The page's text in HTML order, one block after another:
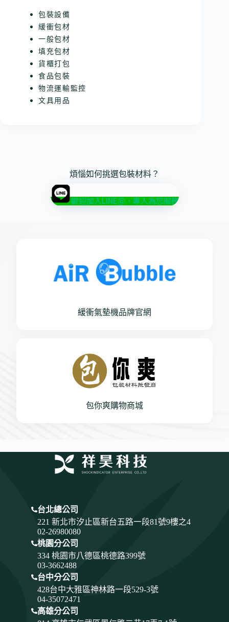
包裝設備
緩衝包材
一般包材
填充包材
貨櫃打包
食品包裝
物流運輸監控
文具用品
煩惱如何挑選包裝材料？
歡迎加入LINE@，專人為您服務
緩衝氣墊機品牌官網
包你爽購物商城
台北總公司
221 新北市汐止區新台五路一段81號9樓之4
02-26980080
桃園分公司
334 桃園市八德區桃德路399號
03-3662488
台中分公司
428台中大雅區神林路一段529-3號
04-35072471
高雄分公司